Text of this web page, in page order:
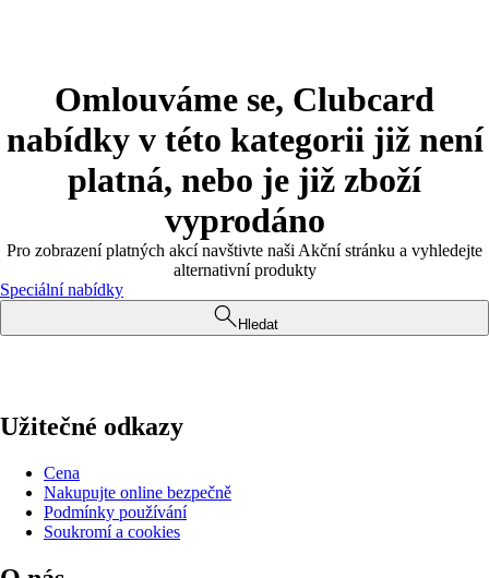
Omlouváme se, Clubcard
nabídky v této kategorii již není
platná, nebo je již zboží
vyprodáno
Pro zobrazení platných akcí navštivte naši Akční stránku a vyhledejte
alternativní produkty
Speciální nabídky
Hledat
Užitečné odkazy
Cena
Nakupujte online bezpečně
Podmínky používání
Soukromí a cookies